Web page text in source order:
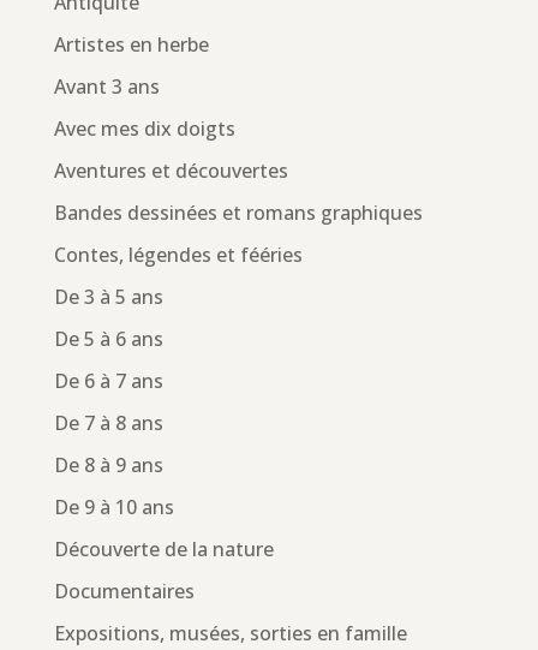
Artistes en herbe
Avant 3 ans
Avec mes dix doigts
Aventures et découvertes
Bandes dessinées et romans graphiques
Contes, légendes et fééries
De 3 à 5 ans
De 5 à 6 ans
De 6 à 7 ans
De 7 à 8 ans
De 8 à 9 ans
De 9 à 10 ans
Découverte de la nature
Documentaires
Expositions, musées, sorties en famille